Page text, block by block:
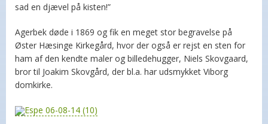
sad en djævel på kisten!”
Agerbek døde i 1869 og fik en meget stor begravelse på
Øster Hæsinge Kirkegård, hvor der også er rejst en sten for
ham af den kendte maler og billedehugger, Niels Skovgaard,
bror til Joakim Skovgård, der bl.a. har udsmykket Viborg
domkirke.